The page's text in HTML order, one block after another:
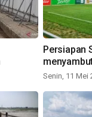
Persiapan
Senin, 11 Mei